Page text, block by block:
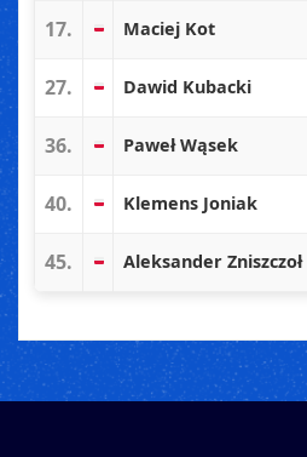
17. Maciej Kot
27. Dawid Kubacki
36. Paweł Wąsek
40. Klemens Joniak
45. Aleksander Zniszczoł